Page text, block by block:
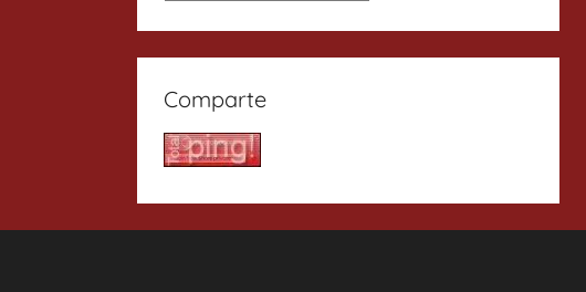
Comparte